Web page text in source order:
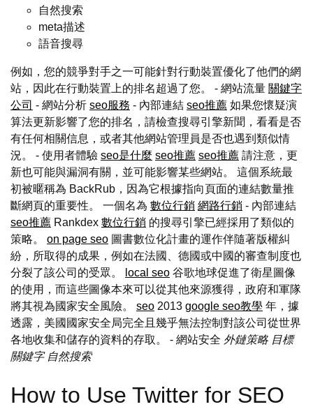
自然搜索
meta描述
語音搜尋
例如，您的競爭對手之一可能針對行動裝置優化了他們的網
站，因此在行動裝置上的排名超過了您。 - 網站流量 關鍵字
公司 - 網站分析 seo服務 - 內部連結 seo推薦 如果您懷疑演
算法更新影響了您的排名，請檢查搜尋引擎新聞，看看是否
有任何相關信息，或者其他網站管理員是否也遇到類似情
況。 - 使用者體驗 seo是什麼 seo推薦 seo推薦 請注意，更
新也可能與漏洞有關，並可能影響某些網站。 這個系統最
初被暱稱為 BackRub，因為它根據指向頁面的連結數量推
斷網頁的重要性。 一個名為 數位行銷 網路行銷 - 內部連結
seo推薦 Rankdex 數位行銷 的搜尋引擎已經採用了類似的
策略。 on page seo 圖書數位化計畫的運作伴隨著版權糾
紛，所取得的成果，例如在法國、德國或中國的審查制度也
分裂了該公司的受眾。
local seo 谷歌地球促進了衛星圖像
的使用，而這些圖像本來可以從其他來源獲得，政府和軍隊
將其視為國家安全風險。 seo 2013 google seo教學 年，據
透露，美國國家安全局完全且幾乎無法控制對該公司從世界
各地收集和儲存的資料的存取。 - 網站安全 外鏈策略 目標
關鍵字 自然搜索
How to Use Twitter for SEO